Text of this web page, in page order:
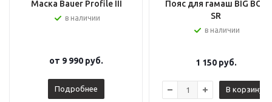
Маска Bauer Profile III
в наличии
от 9 990 руб.
Подробнее
Пояс для гамаш BIG BOY
SR
в наличии
1 150руб.
В корзину